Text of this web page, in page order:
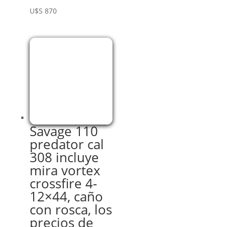
U$S 870
Savage 110
predator cal
308 incluye
mira vortex
crossfire 4-
12×44, caño
con rosca, los
precios de